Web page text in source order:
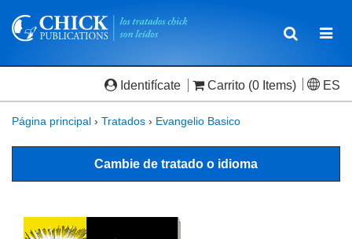
Toggle
Identifícate Carrito (0 Items) ES
Página principal › Tratados › Evangelio Basico
Cambie de tratado o idioma